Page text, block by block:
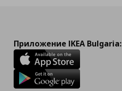
Приложение IKEA Bulgaria: